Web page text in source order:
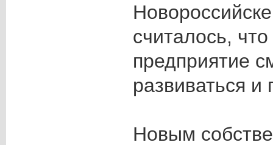
считалось,
предприятие
развиваться
Новым